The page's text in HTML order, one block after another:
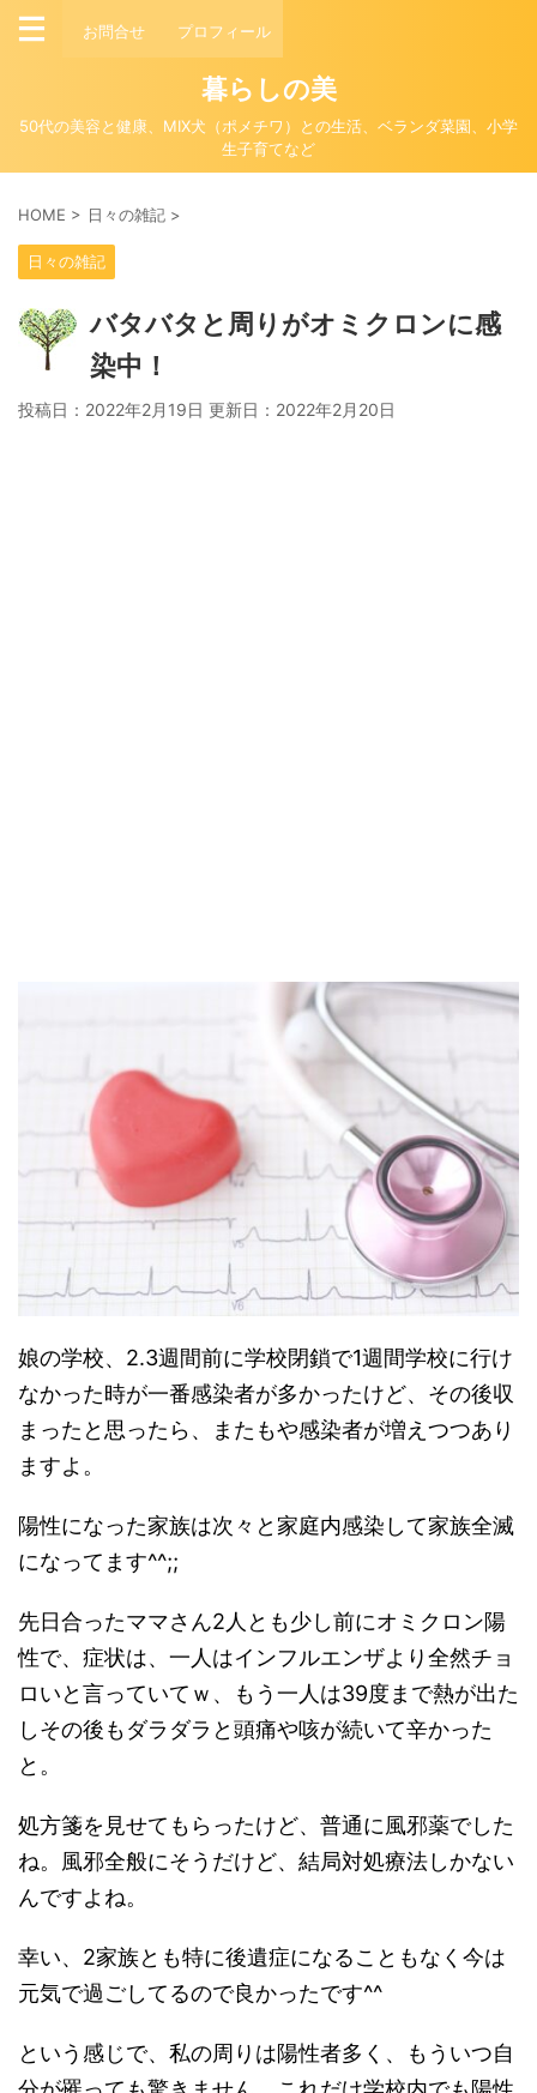
お問合せ プロフィール
暮らしの美
50代の美容と健康、MIX犬（ポメチワ）との生活、ベランダ菜園、小学
生子育てなど
HOME > 日々の雑記 >
日々の雑記
バタバタと周りがオミクロンに感
染中！
投稿日：2022年2月19日 更新日： 2022年2月20日
娘の学校、2.3週間前に学校閉鎖で1週間学校に行け
なかった時が一番感染者が多かったけど、その後収
まったと思ったら、またもや感染者が増えつつあり
ますよ。
陽性になった家族は次々と家庭内感染して家族全滅
になってます^^;;
先日合ったママさん2人とも少し前にオミクロン陽
性で、症状は、一人はインフルエンザより全然チョ
ロいと言っていてｗ、もう一人は39度まで熱が出た
しその後もダラダラと頭痛や咳が続いて辛かった
と。
処方箋を見せてもらったけど、普通に風邪薬でした
ね。風邪全般にそうだけど、結局対処療法しかない
んですよね。
幸い、2家族とも特に後遺症になることもなく今は
元気で過ごしてるので良かったです^^
という感じで、私の周りは陽性者多く、もういつ自